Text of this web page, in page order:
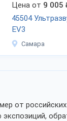
Цена от 9 005
45504
EV3
Самара
от